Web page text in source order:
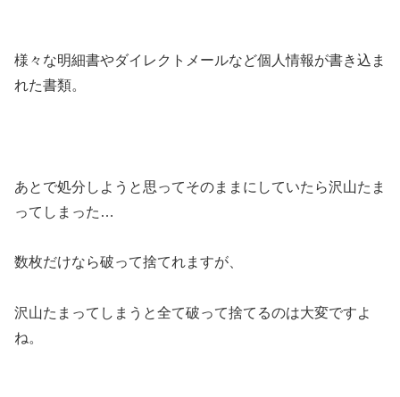
様々な明細書やダイレクトメールなど個人情報が書き込ま
れた書類。
あとで処分しようと思ってそのままにしていたら沢山たま
ってしまった…
数枚だけなら破って捨てれますが、
沢山たまってしまうと全て破って捨てるのは大変ですよ
ね。